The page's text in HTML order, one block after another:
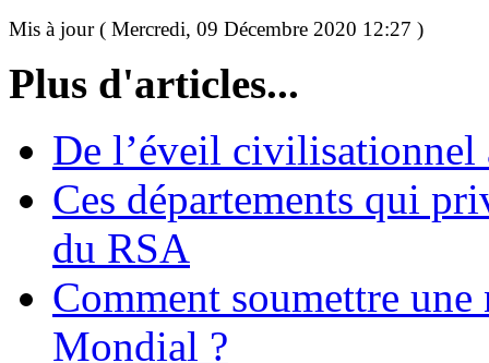
Mis à jour ( Mercredi, 09 Décembre 2020 12:27 )
Plus d'articles...
De l’éveil
Ces départements qui
du RSA
Comment soumettre
Mondial ?